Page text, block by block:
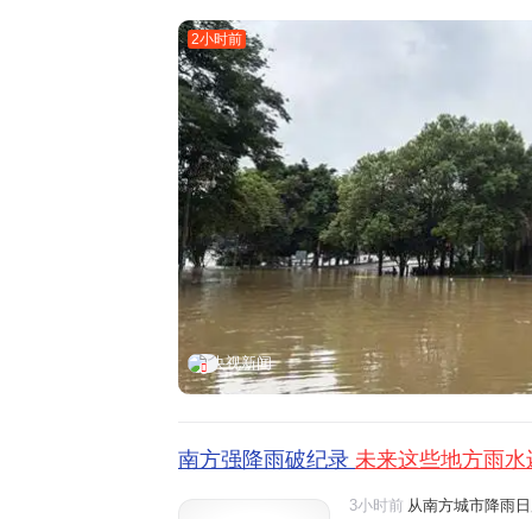
2小时前
央视新闻
南方强降雨破纪录 未来这些地方雨水
3小时前 从南方城市降雨